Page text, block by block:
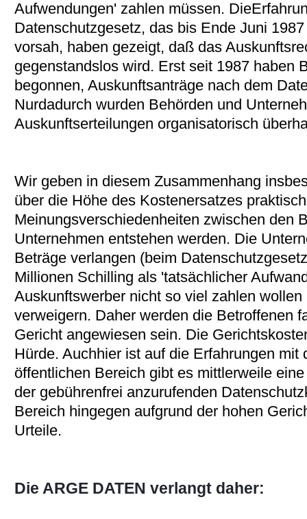
Aufwendungen' zahlen müssen.
Datenschutzgesetz, das bis Ende Juni
vorsah, haben gezeigt, daß das
gegenstandslos wird. Erst seit 1987 haben
begonnen, Auskunftsanträge nach dem
Nurdadurch wurden Behörden und
Auskunftserteilungen organisatorisch
Wir geben in diesem Zusammenhang
über die Höhe des Kostenersatzes
Meinungsverschiedenheiten zwischen den
Unternehmen entstehen werden. Die
Beträge verlangen (beim
Millionen Schilling als 'tatsächlicher
Auskunftswerber nicht so viel zahlen
verweigern. Daher werden die Betroffenen
Gericht angewiesen sein. Die
Hürde. Auchhier ist auf die Erfahrungen mit
öffentlichen Bereich gibt es mittlerweile
der gebührenfrei anzurufenden
Bereich hingegen aufgrund der hohen
Urteile.
Die ARGE DATEN verlangt daher: